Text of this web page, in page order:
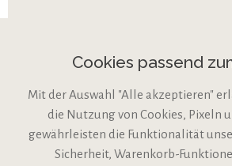
VIPINO Service
Cookies passend
Mit der Auswahl "Alle akzeptieren"
die Nutzung von Cookies, Pixeln
gewährleisten die Funktionalität
Sicherheit, Warenkorb-